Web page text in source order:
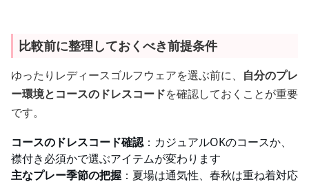
比較前に整理しておくべき前提条件
ゆったりレディースゴルフウェアを選ぶ前に、 自分のプレ
ー環境とコースのドレスコードを確認しておくことが重要
です。
コースのドレスコード確認：カジュアルOKのコースか、
襟付き必須かで選ぶアイテムが変わります
主なプレー季節の把握 ：夏場は通気性、春秋は重ね着対応